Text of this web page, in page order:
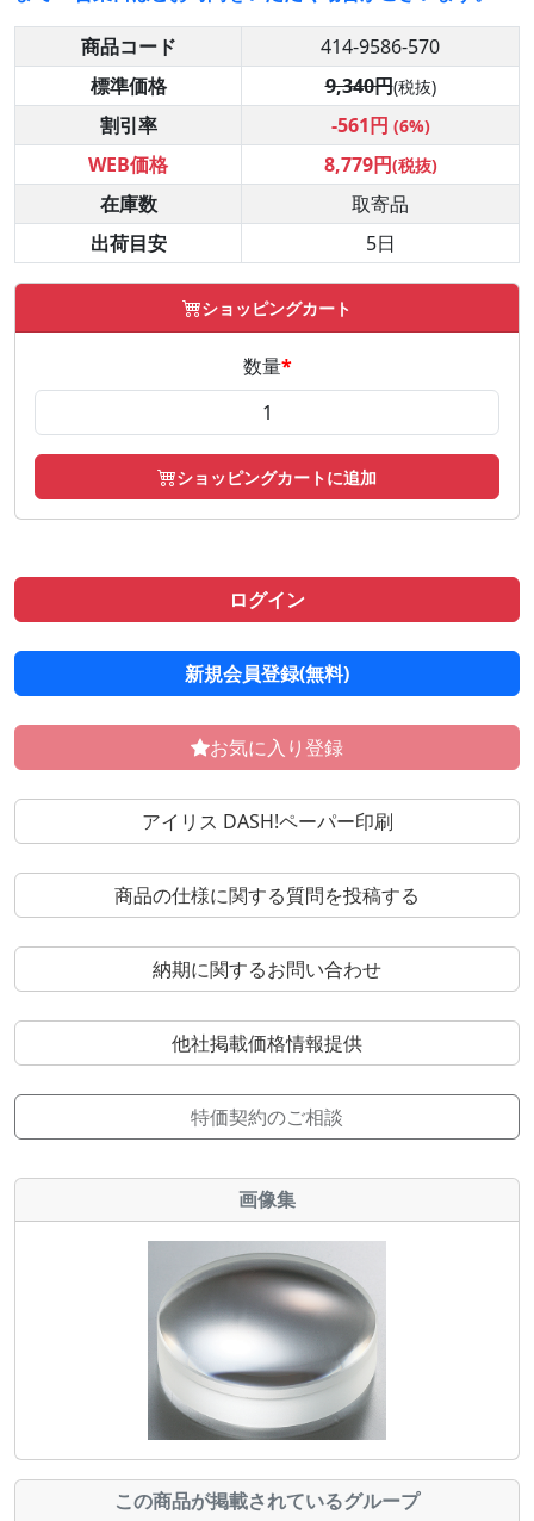
商品コード
414-9586-570
標準価格
9,340円(税抜)
割引率 -561円 (6%)
WEB価格 8,779円(税抜)
在庫数
取寄品
出荷目安
5日
ショッピングカート
数量*
ショッピングカートに追加
ログイン
新規会員登録(無料)
お気に入り登録
アイリス DASH!ペーパー印刷
商品の仕様に関する質問を投稿する
納期に関するお問い合わせ
他社掲載価格情報提供
特価契約のご相談
画像集
この商品が掲載されているグループ